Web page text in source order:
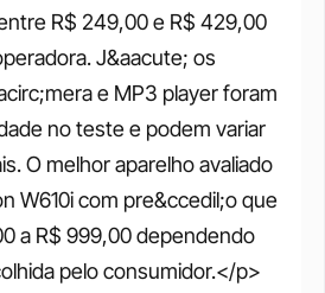
R$ 249,00 e R$ 429,00
J&aacute; os
e MP3 player foram
no teste e podem variar
O melhor aparelho avaliado
W610i com pre&ccedil;o que
a R$ 999,00 dependendo
pelo consumidor.</p>